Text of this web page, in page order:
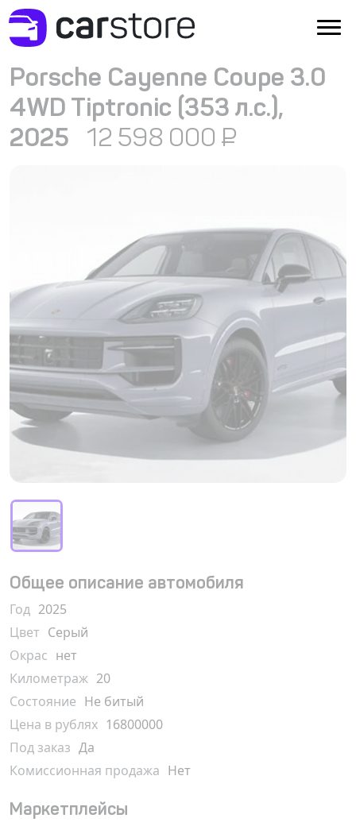
Porsche Cayenne Coupe 3.0
4WD Tiptronic (353 л.с.),
2025
12 598 000 ₽
Общее описание автомобиля
Год 2025
Цвет Серый
Окрас нет
Километраж 20
Состояние Не битый
Цена в рублях 16800000
Под заказ Да
Комиссионная продажа Нет
Маркетплейсы